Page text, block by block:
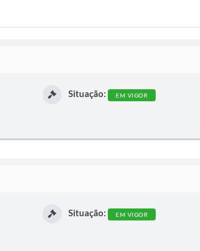
Situação: EM VIGOR
Situação: EM VIGOR